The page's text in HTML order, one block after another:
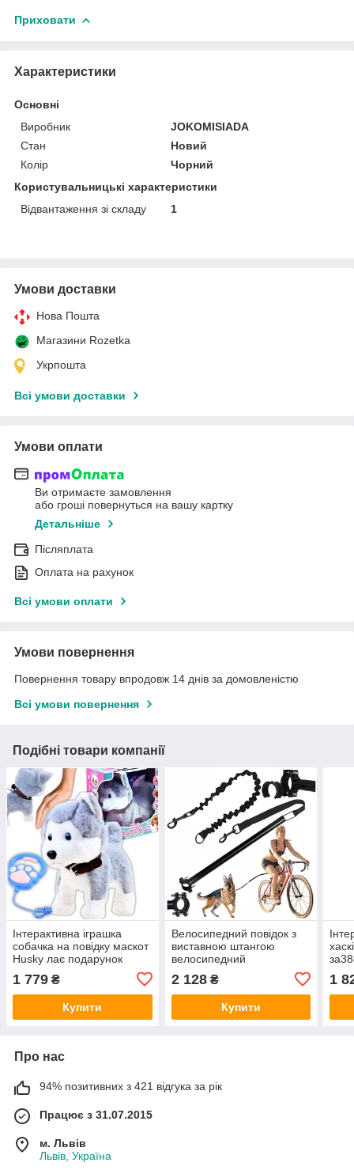
Приховати
Характеристики
Основні
Виробник
JOKOMISIADA
Стан
Новий
Колір
Чорний
Користувальницькі характеристики
Відвантаження зі складу
1
Умови доставки
Нова Пошта
Магазини Rozetka
Укрпошта
Всі умови доставки
Умови оплати
Ви отримаєте замовлення
або гроші повернуться на вашу картку
Детальніше
Післяплата
Оплата на рахунок
Всі умови оплати
Умови повернення
Повернення товару впродовж 14 днів за домовленістю
Всі умови повернення
Подібні товари компанії
Інтерактивна іграшка
собачка на повідку маскот
Husky лає подарунок
1 779 ₴
Купити
Велосипедний повідок з
виставною штангою
велосипедний
транспортер для собаки з
амортизатором стрижень
2 128₴
Купити
1
Про нас
94% позитивних з 421 відгука за рік
Працює з 31.07.2015
м. Львів
Львів, Україна